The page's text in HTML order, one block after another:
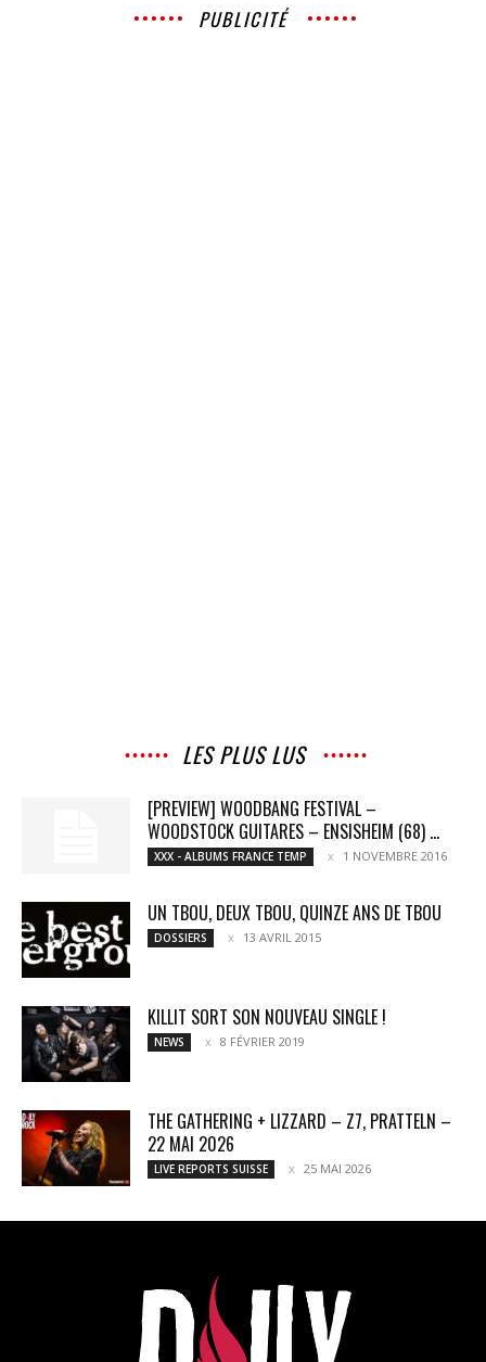
PUBLICITÉ
LES PLUS LUS
[PREVIEW] WOODBANG FESTIVAL –
WOODSTOCK GUITARES – ENSISHEIM (68) ...
XXX - ALBUMS FRANCE TEMP 1 NOVEMBRE 2016
UN TBOU, DEUX TBOU, QUINZE ANS DE TBOU
DOSSIERS 13 AVRIL 2015
KILLIT SORT SON NOUVEAU SINGLE !
NEWS 8 FÉVRIER 2019
THE GATHERING + LIZZARD – Z7, PRATTELN –
22 MAI 2026
LIVE REPORTS SUISSE 25 MAI 2026